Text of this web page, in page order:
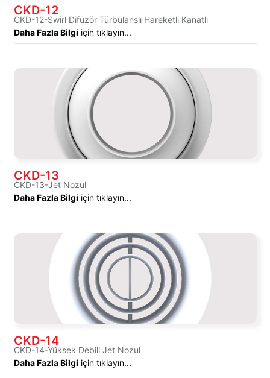
CKD-12
CKD-12-Swirl Difüzör Türbülanslı Hareketli Kanatlı
Daha Fazla Bilgi için tıklayın...
CKD-13
CKD-13-Jet Nozul
Daha Fazla Bilgi için tıklayın...
CKD-14
CKD-14-Yüksek Debili Jet Nozul
Daha Fazla Bilgi için tıklayın...